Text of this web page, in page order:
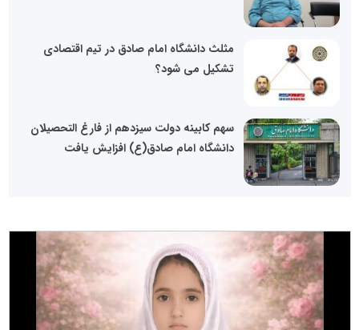
مثلث دانشگاه امام صادق در تیم اقتصادی
تشکیل می شود؟
سهم کابینه دولت سیزدهم از فارغ التحصیلان
دانشگاه امام صادق(ع) افزایش یافت